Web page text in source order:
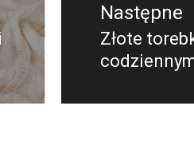
Następne
Następny
post:
Złote